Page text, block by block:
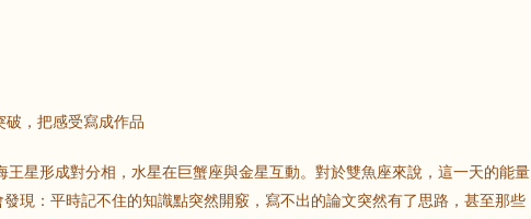
，把感受寫成作品
王星形成對分相，水星在巨蟹座與金星互動。對於雙魚座來說，這一天的能量
發現：平時記不住的知識點突然開竅，寫不出的論文突然有了思路，甚至那些